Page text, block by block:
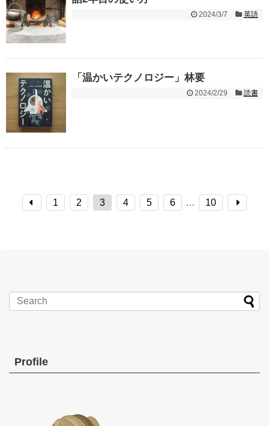
2024/3/7 英語
「温かいテクノロジー」林要
2024/2/29 読書
1 2 3 4 5 6 … 10
Profile